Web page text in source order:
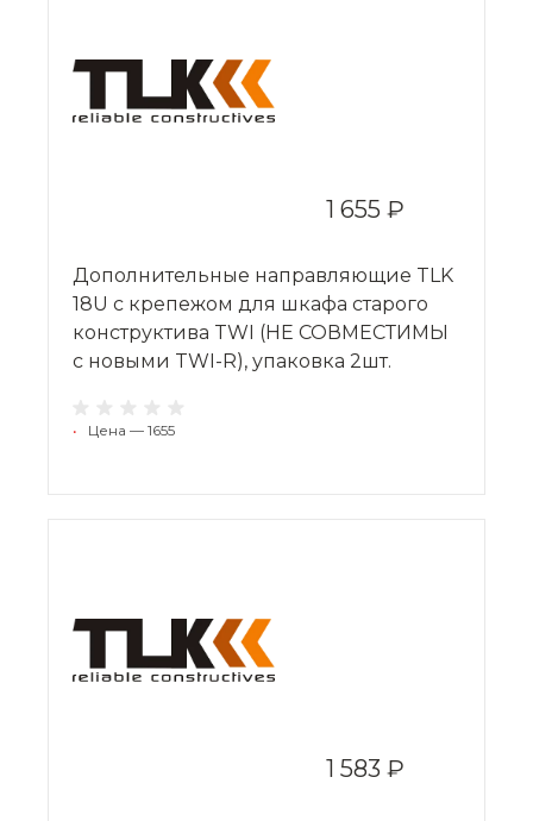
1 655 ₽
Дополнительные направляющие TLK
18U с крепежом для шкафа старого
конструктива TWI (НЕ СОВМЕСТИМЫ
с новыми TWI-R), упаковка 2шт.
• Цена — 1655
1 583 ₽